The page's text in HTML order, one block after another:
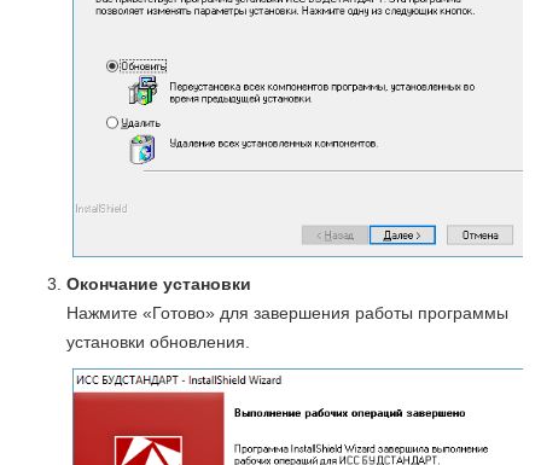
Окончание установки
Нажмите «Готово» для завершения работы программы
установки обновления.